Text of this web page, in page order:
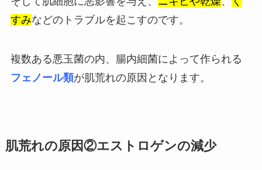
すみなどのトラブルを起こすのです。
複数ある悪玉菌の内、腸内細菌によって作られる
フェノール類が肌荒れの原因となります。
肌荒れの原因②エストロゲンの減少